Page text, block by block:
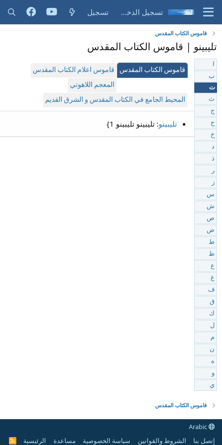
تسجيل الدخول تسجيل
قاموس الكتاب المقدس
تليبينو | قاموس الكتاب المقدس
قاموس الكتاب المقدس
قاموس اعلام الكتاب المقدس
المعجم اللاهوتي
المحيط الجامع في الكتاب المقدس و الشرق القديم
تليبينو: تليبينو تليبينو 1}
ب
ت
ث
ج
ح
خ
د
ذ
ر
ز
س
ش
ص
ض
ط
ظ
ع
غ
ف
ق
ك
ل
م
ن
ه
و
ي
قاموس الكتاب المقدس
إتصل بنا
الشروط والقوانين سياسة الخصوصية مساعدة الرئيسية
R